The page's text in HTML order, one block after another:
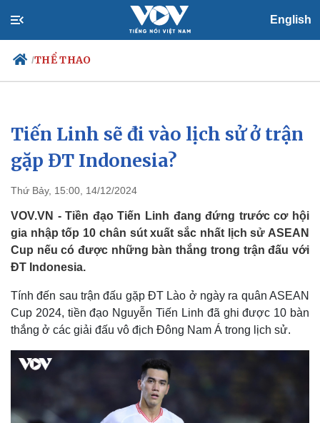
English
/THỂ THAO
Chính trị
Đảng
Tổ chức nhân sự
Nhận diện sự thật
Xã hội
Tin 24h
Việc làm
Biển đảo
Tiến Linh sẽ đi vào lịch sử ở trận
gặp ĐT Indonesia?
Thứ Bảy, 15:00, 14/12/2024
VOV.VN - Tiền đạo Tiến Linh đang đứng trước cơ hội
gia nhập tốp 10 chân sút xuất sắc nhất lịch sử ASEAN
Cup nếu có được những bàn thắng trong trận đấu với
ĐT Indonesia.
Tính đến sau trận đấu gặp ĐT Lào ở ngày ra quân ASEAN
Cup 2024, tiền đạo Nguyễn Tiến Linh đã ghi được 10 bàn
thắng ở các giải đấu vô địch Đông Nam Á trong lịch sử.